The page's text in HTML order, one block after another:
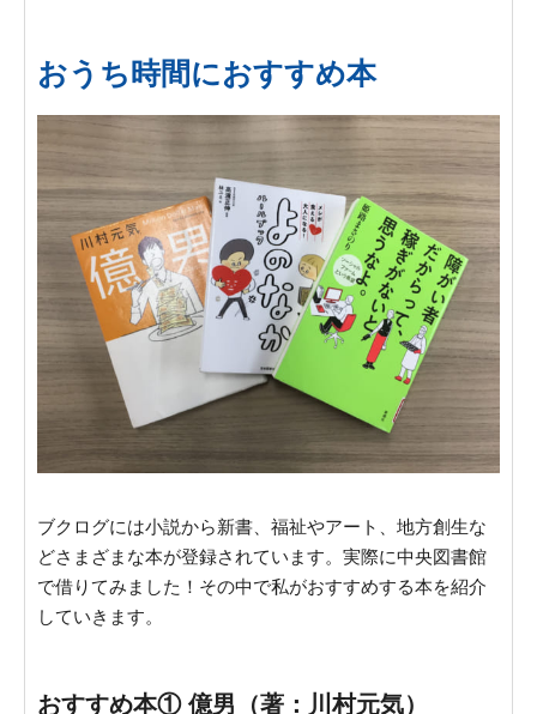
おうち時間におすすめ本
ブクログには小説から新書、福祉やアート、地方創生な
どさまざまな本が登録されています。実際に中央図書館
で借りてみました！その中で私がおすすめする本を紹介
していきます。
おすすめ本① 億男（著：川村元気）